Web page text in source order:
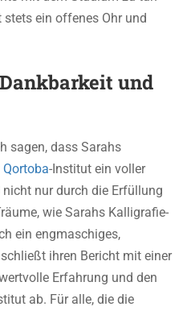
ein offenes Ohr und
und
sagen, dass Sarahs
Qortoba-Institut ein voller
nur durch die Erfüllung
wie Sarahs Kalligrafie-
ein engmaschiges,
ihren Bericht mit einer
Erfahrung und den
ab. Für alle, die die